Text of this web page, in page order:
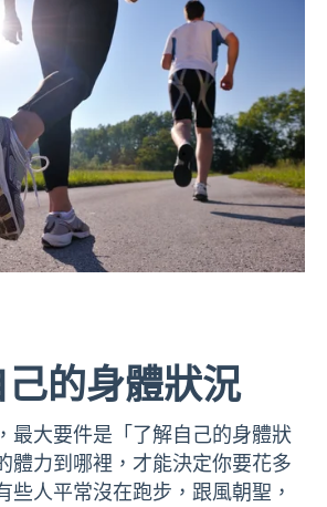
的身體狀況
最大要件是「了解自己的身體狀
體力到哪裡，才能決定你要花多
些人平常沒在跑步，跟風朝聖，